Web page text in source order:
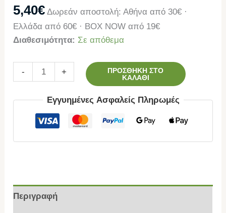
5,40€ Δωρεάν αποστολή: Αθήνα από 30€ ·
Ελλάδα από 60€ · BOX NOW από 19€
Διαθεσιμότητα: Σε απόθεμα
- +
ΠΡΟΣΘΉΚΗ ΣΤΟ
ΚΑΛΆΘΙ
Εγγυημένες Ασφαλείς Πληρωμές
Περιγραφή